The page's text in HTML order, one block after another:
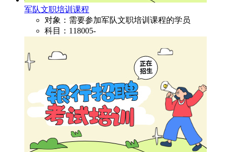
军队文职培训课程
对象：需要参加军队文职培训课程的学员
科目：118005-